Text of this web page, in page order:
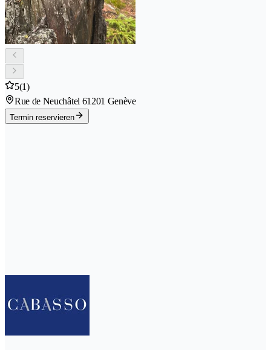
5(1)
Rue de Neuchâtel 61201 Genève
Termin reservieren